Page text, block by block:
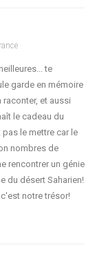
te
garde en mémoire
raconter, et aussi
le cadeau du
le mettre car le
nombres de
rencontrer un génie
du désert Saharien!
notre trésor!